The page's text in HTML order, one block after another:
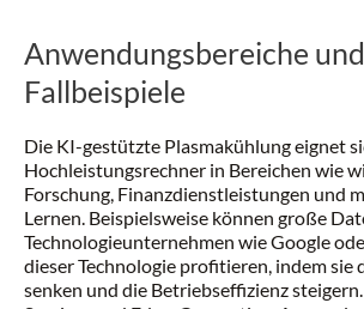
Anwendungsbereiche und
Fallbeispiele
Die KI-gestützte Plasmakühlung eignet
Hochleistungsrechner in Bereichen wie
Forschung, Finanzdienstleistungen und
Lernen. Beispielsweise können große
Technologieunternehmen wie Google
dieser Technologie profitieren, indem sie
senken und die Betriebseffizienz